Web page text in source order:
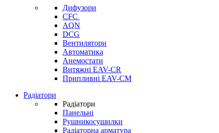
Дифузори
CFC
AQN
DCG
Вентилятори
Автоматика
Анемостати
Витяжні EAV-CR
Припливні EAV-CM
Радіатори
Радіатори
Панельні
Рушникосушилки
Радіаторна арматура